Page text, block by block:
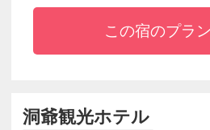
しめる露天風呂はまさに天
◆お食事◆ 湖を眺めながら
ぎ頂けるお部屋をご用意して
この宿のプラ
洞爺観光ホテル